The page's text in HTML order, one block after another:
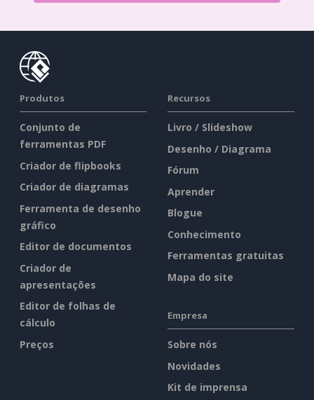
Produtos
Conjunto de
ferramentas PDF
Criador de flipbooks
Criador de diagramas
Ferramenta de desenho
gráfico
Editor de documentos
Criador de
apresentações
Editor de folhas de
cálculo
Preços
Recursos
Livro / Slideshow
Desenho / Diagrama
Fórum
Aprender
Blogue
Conhecimento
Ferramentas gratuitas
Mapa do site
Empresa
Sobre nós
Novidades
Kit de imprensa